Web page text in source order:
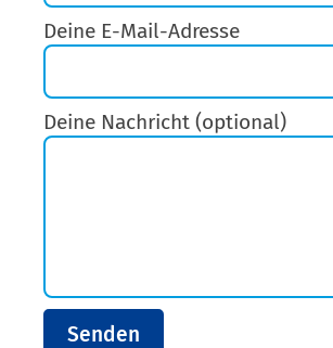
Deine E-Mail-Adresse
Deine Nachricht (optional)